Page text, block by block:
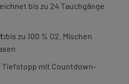
bis zu 24 Tauchgänge
bis zu 100 % O2. Mischen
Tiefstopp mit Countdown-